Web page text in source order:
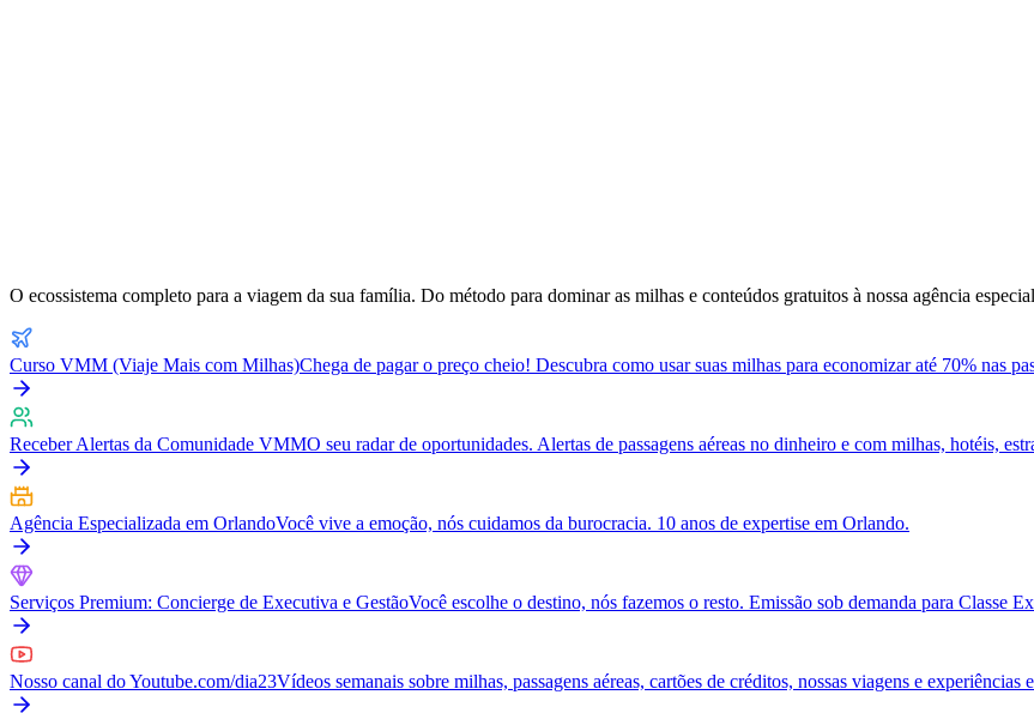
O ecossistema completo para a viagem da sua família. Do método para dominar as milhas e conteúdos gratuitos à nossa agência
Curso VMM (Viaje Mais com Milhas)Chega de pagar o preço cheio! Descubra como usar suas milhas para economizar até 70% nas
Receber Alertas da Comunidade VMMO seu radar de oportunidades. Alertas de passagens aéreas no dinheiro e com milhas, hotéis,
Agência Especializada em OrlandoVocê vive a emoção, nós cuidamos da burocracia. 10 anos de expertise em Orlando.
Serviços Premium: Concierge de Executiva e GestãoVocê escolhe o destino, nós fazemos o resto. Emissão sob demanda para Classe
Nosso canal do Youtube.com/dia23Vídeos semanais sobre milhas, passagens aéreas, cartões de créditos, nossas viagens e experiências